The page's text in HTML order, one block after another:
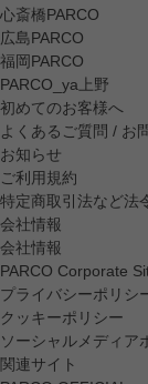
心斎橋PARCO
広島PARCO
福岡PARCO
PARCO_ya上野
初めてのお客様へ
よくあるご質問 / お
お知らせ
ご利用規約
特定商取引法など法
会社情報
会社情報
PARCO Corporate
プライバシーポリシ
クッキーポリシー
ソーシャルメディア
関連サイト